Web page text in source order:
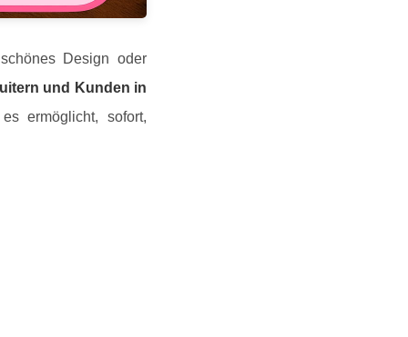
Design oder
und Kunden in
ermöglicht, sofort,